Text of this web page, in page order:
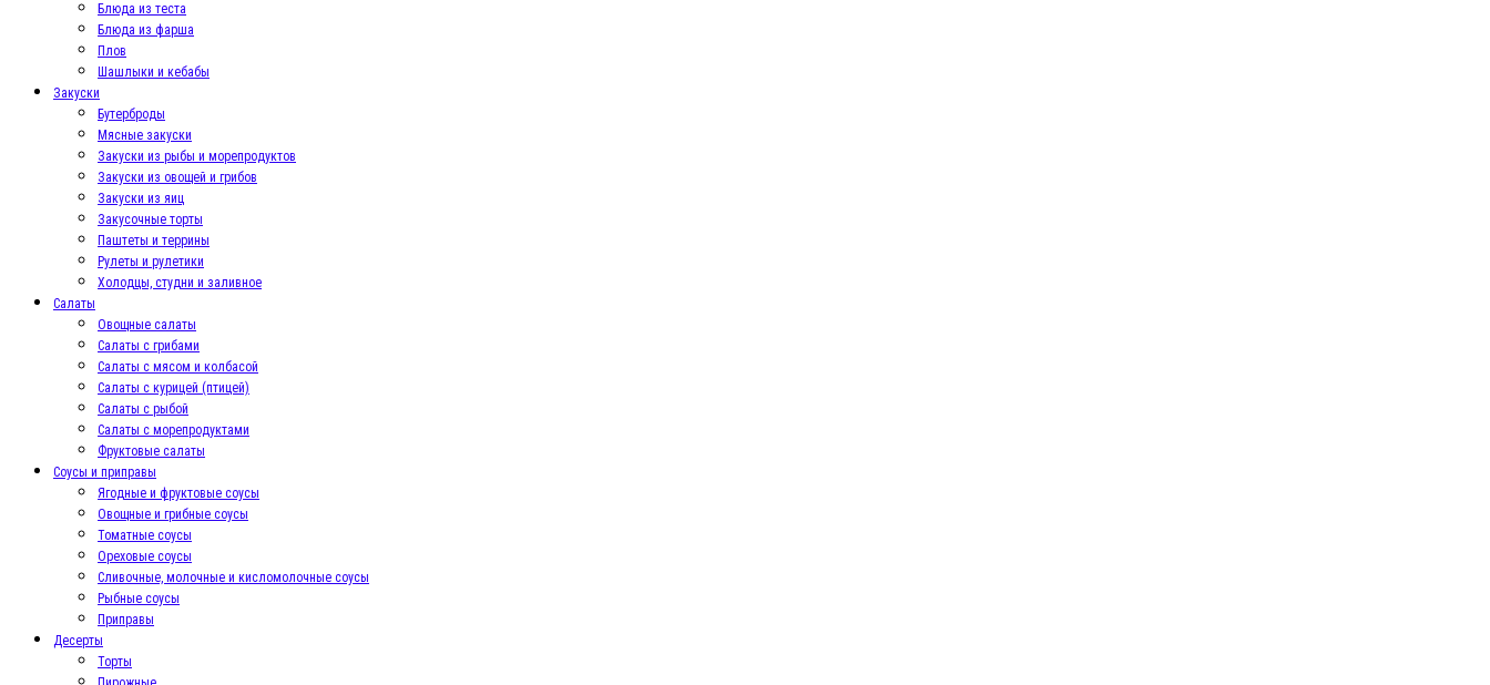
Блюда из теста
Блюда из фарша
Плов
Шашлыки и кебабы
Закуски
Бутерброды
Мясные закуски
Закуски из рыбы и морепродуктов
Закуски из овощей и грибов
Закуски из яиц
Закусочные торты
Паштеты и террины
Рулеты и рулетики
Холодцы, студни и заливное
Салаты
Овощные салаты
Салаты с грибами
Салаты с мясом и колбасой
Салаты с курицей (птицей)
Салаты с рыбой
Салаты с морепродуктами
Фруктовые салаты
Соусы и приправы
Ягодные и фруктовые соусы
Овощные и грибные соусы
Томатные соусы
Ореховые соусы
Сливочные, молочные и кисломолочные соусы
Рыбные соусы
Приправы
Десерты
Торты